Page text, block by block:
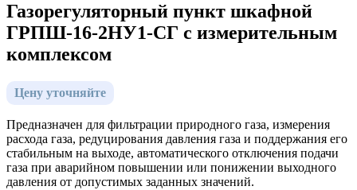
Газорегуляторный пункт шкафной
ГРПШ-16-2НУ1-СГ с измерительным
комплексом
Цену уточняйте
Предназначен для фильтрации природного газа, измерения
расхода газа, редуцирования давления газа и поддержания его
стабильным на выходе, автоматического отключения подачи
газа при аварийном повышении или понижении выходного
давления от допустимых заданных значений.